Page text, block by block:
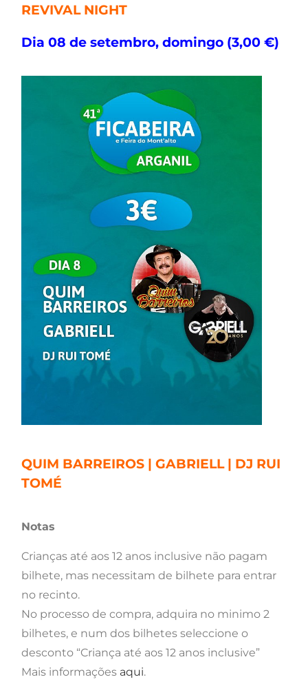
REVIVAL NIGHT
Dia 08 de setembro, domingo (3,00 €)
QUIM BARREIROS | GABRIELL | DJ RUI
TOMÉ
Notas
Crianças até aos 12 anos inclusive não pagam
bilhete, mas necessitam de bilhete para entrar
no recinto.
No processo de compra, adquira no minimo 2
bilhetes, e num dos bilhetes seleccione o
desconto “Criança até aos 12 anos inclusive”
Mais informações aqui.